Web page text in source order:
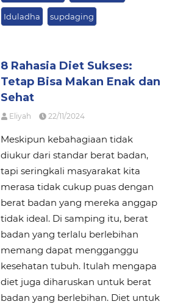
Iduladha supdaging
8 Rahasia Diet Sukses:
Tetap Bisa Makan Enak dan
Sehat
Eliyah 22/11/2024
Meskipun kebahagiaan tidak
diukur dari standar berat badan,
tapi seringkali masyarakat kita
merasa tidak cukup puas dengan
berat badan yang mereka anggap
tidak ideal. Di samping itu, berat
badan yang terlalu berlebihan
memang dapat mengganggu
kesehatan tubuh. Itulah mengapa
diet juga diharuskan untuk berat
badan yang berlebihan. Diet untuk